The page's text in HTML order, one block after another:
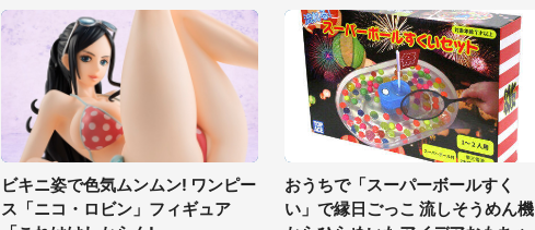
ビキニ姿で色気ムンムン! ワンピー
ス「ニコ・ロビン」フィギュア
おうちで「スーパーボールすく
い」で縁日ごっこ 流しそうめん機